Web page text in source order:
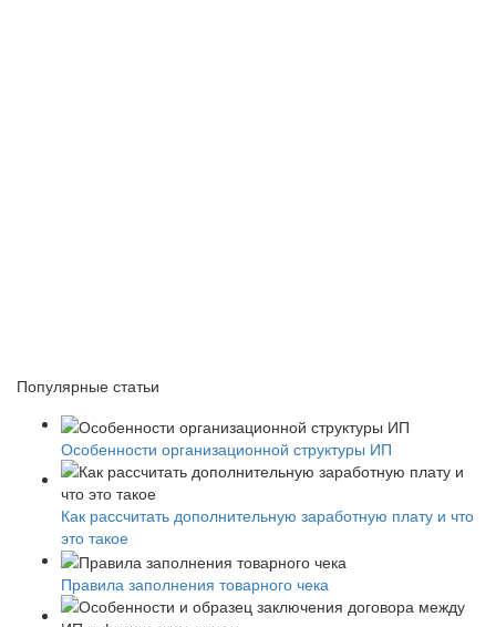
Популярные статьи
Особенности организационной структуры ИП
Как рассчитать дополнительную заработную плату и что
это такое
Правила заполнения товарного чека